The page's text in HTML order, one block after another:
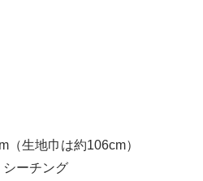
（生地巾は約106cm）
ーチング